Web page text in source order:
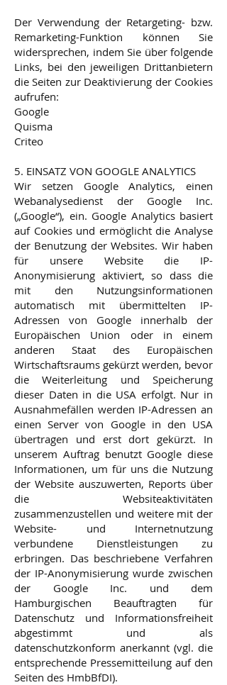
Der Verwendung der Retargeting- bzw.
Remarketing-Funktion können Sie
widersprechen, indem Sie über folgende
Links, bei den jeweiligen Drittanbietern
die Seiten zur Deaktivierung der Cookies
aufrufen:
Google
Quisma
Criteo
5. EINSATZ VON GOOGLE ANALYTICS
Wir setzen Google Analytics, einen
Webanalysedienst der Google Inc.
(„Google“), ein. Google Analytics basiert
auf Cookies und ermöglicht die Analyse
der Benutzung der Websites. Wir haben
für unsere Website die IP-
Anonymisierung aktiviert, so dass die
mit den Nutzungsinformationen
automatisch mit übermittelten IP-
Adressen von Google innerhalb der
Europäischen Union oder in einem
anderen Staat des Europäischen
Wirtschaftsraums gekürzt werden, bevor
die Weiterleitung und Speicherung
dieser Daten in die USA erfolgt. Nur in
Ausnahmefällen werden IP-Adressen an
einen Server von Google in den USA
übertragen und erst dort gekürzt. In
unserem Auftrag benutzt Google diese
Informationen, um für uns die Nutzung
der Website auszuwerten, Reports über
die Websiteaktivitäten
zusammenzustellen und weitere mit der
Website- und Internetnutzung
verbundene Dienstleistungen zu
erbringen. Das beschriebene Verfahren
der IP-Anonymisierung wurde zwischen
der Google Inc. und dem
Hamburgischen Beauftragten für
Datenschutz und Informationsfreiheit
abgestimmt und als
datenschutzkonform anerkannt (vgl. die
entsprechende Pressemitteilung auf den
Seiten des HmbBfDI).